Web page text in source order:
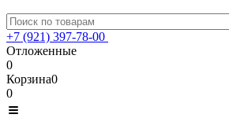
+7 (921) 397-78-00
Отложенные
0
Корзина0
0